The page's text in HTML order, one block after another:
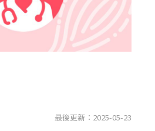
最後更新：2025-05-23